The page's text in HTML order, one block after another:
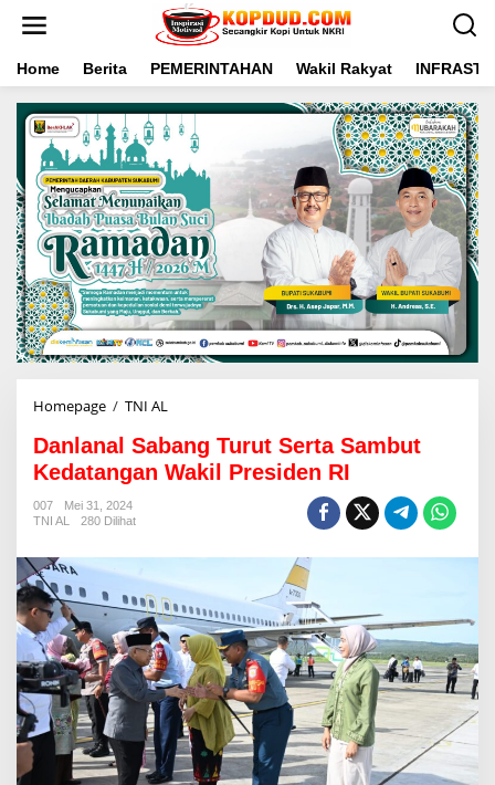
t
Home Berita PEMERINTAHAN Wakil Rakyat
Homepage / TNI AL
n
l
a
a
b
a
n
g
T
u
r
u
t
Danlanal Sabang Turut Serta Sambut
Kedatangan Wakil Presiden RI
007
Mei 31, 2024
TNI AL
280 Dilihat